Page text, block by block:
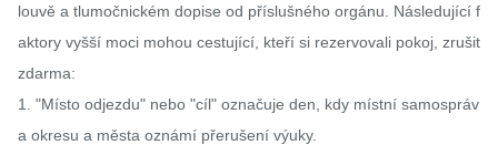
louvě a tlumočnickém dopise od příslušného orgánu. Následující f
aktory vyšší moci mohou cestující, kteří si rezervovali pokoj, zrušit
zdarma:
1. "Místo odjezdu" nebo "cíl" označuje den, kdy místní samospráv
a okresu a města oznámí přerušení výuky.